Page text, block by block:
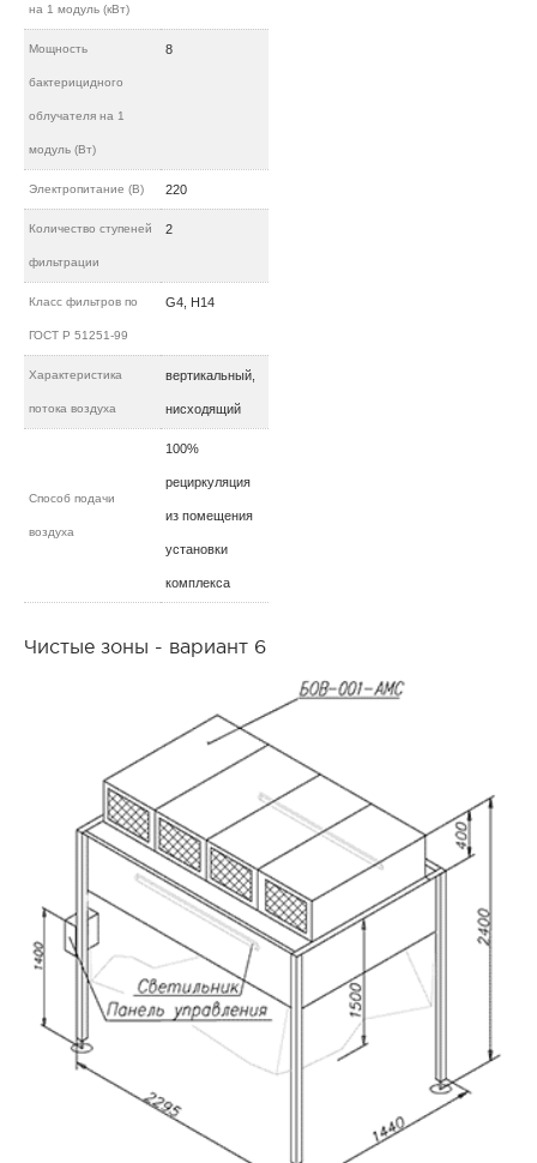
на 1 модуль (кВт)
Мощность
бактерицидного
облучателя на 1
модуль (Вт)
8
Электропитание (В) 220
Количество ступеней
фильтрации
2
Класс фильтров по
ГОСТ Р 51251-99
G4, H14
Характеристика
потока воздуха
вертикальный,
нисходящий
Способ подачи
воздуха
100%
рециркуляция
из помещения
установки
комплекса
Чистые зоны - вариант 6